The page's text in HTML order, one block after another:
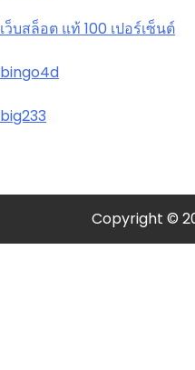
เว็บสล็อต แท้ 100 เปอร์เซ็นต์
bingo4d
big233
Copyright ©